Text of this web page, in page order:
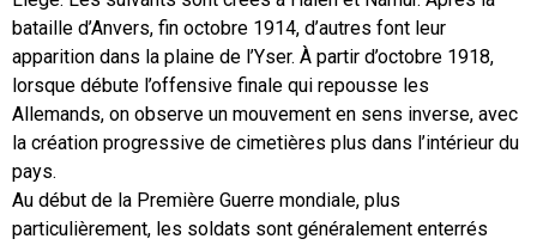
bataille d’Anvers, fin octobre 1914, d’autres font leur
apparition dans la plaine de l’Yser. À partir d’octobre 1918,
lorsque débute l’offensive finale qui repousse les
Allemands, on observe un mouvement en sens inverse, avec
la création progressive de cimetières plus dans l’intérieur du
pays.
Au début de la Première Guerre mondiale, plus
particulièrement, les soldats sont généralement enterrés